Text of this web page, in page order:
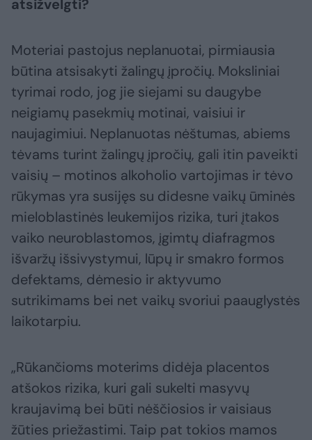
atsižvelgti?
Moteriai pastojus neplanuotai, pirmiausia
būtina atsisakyti žalingų įpročių. Moksliniai
tyrimai rodo, jog jie siejami su daugybe
neigiamų pasekmių motinai, vaisiui ir
naujagimiui. Neplanuotas nėštumas, abiems
tėvams turint žalingų įpročių, gali itin paveikti
vaisių – motinos alkoholio vartojimas ir tėvo
rūkymas yra susijęs su didesne vaikų ūminės
mieloblastinės leukemijos rizika, turi įtakos
vaiko neuroblastomos, įgimtų diafragmos
išvaržų išsivystymui, lūpų ir smakro formos
defektams, dėmesio ir aktyvumo
sutrikimams bei net vaikų svoriui paauglystės
laikotarpiu.
„Rūkančioms moterims didėja placentos
atšokos rizika, kuri gali sukelti masyvų
kraujavimą bei būti nėščiosios ir vaisiaus
žūties priežastimi. Taip pat tokios mamos